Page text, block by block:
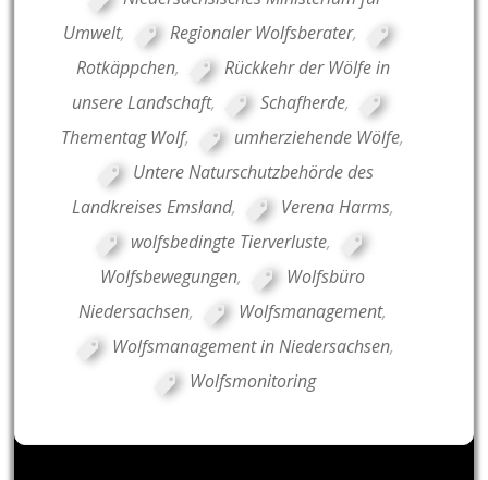
Umwelt, Regionaler Wolfsberater,
Rotkäppchen,
Rückkehr der Wölfe in
unsere Landschaft, Schafherde,
Thementag Wolf, umherziehende Wölfe,
Untere Naturschutzbehörde des
Landkreises Emsland, Verena Harms,
wolfsbedingte Tierverluste,
Wolfsbewegungen,
Wolfsbüro
Niedersachsen, Wolfsmanagement,
Wolfsmanagement in Niedersachsen,
Wolfsmonitoring